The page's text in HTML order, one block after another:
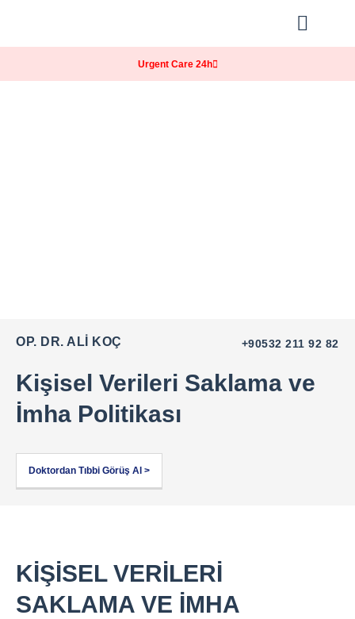
Urgent Care 24h
OP. DR. ALI KOÇ +90532 211 92 82
Kişisel Verileri Saklama ve
İmha Politikası
Doktordan Tıbbi Görüş Al >
KİŞİSEL VERİLERİ
SAKLAMA VE İMHA